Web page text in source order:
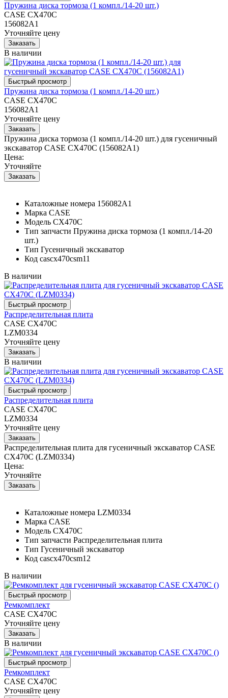
Пружина диска тормоза (1 компл./14-20 шт.)
CASE CX470C
156082A1
Уточняйте цену
В наличии
Пружина диска тормоза (1 компл./14-20 шт.)
CASE CX470C
156082A1
Уточняйте цену
Пружина диска тормоза (1 компл./14-20 шт.) для гусеничный
экскаватор CASE CX470C (156082A1)
Цена:
Уточняйте
Каталожные номера 156082A1
Марка CASE
Модель CX470C
Тип запчасти Пружина диска тормоза (1 компл./14-20
шт.)
Тип Гусеничный экскаватор
Код cascx470csm11
В наличии
Распределительная плита
CASE CX470C
LZM0334
Уточняйте цену
В наличии
Распределительная плита
CASE CX470C
LZM0334
Уточняйте цену
Распределительная плита для гусеничный экскаватор CASE
CX470C (LZM0334)
Цена:
Уточняйте
Каталожные номера LZM0334
Марка CASE
Модель CX470C
Тип запчасти Распределительная плита
Тип Гусеничный экскаватор
Код cascx470csm12
В наличии
Ремкомплект
CASE CX470C
Уточняйте цену
В наличии
Ремкомплект
CASE CX470C
Уточняйте цену